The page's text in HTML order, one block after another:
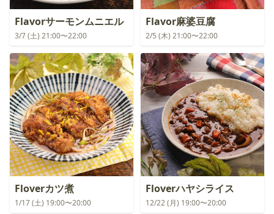
Flavorサーモンムニエル
3/7 (土) 21:00〜22:00
Flavor麻婆豆腐
2/5 (木) 21:00〜22:00
Floverカツ煮
1/17 (土) 19:00〜20:00
Floverハヤシライス
12/22 (月) 19:00〜20:00